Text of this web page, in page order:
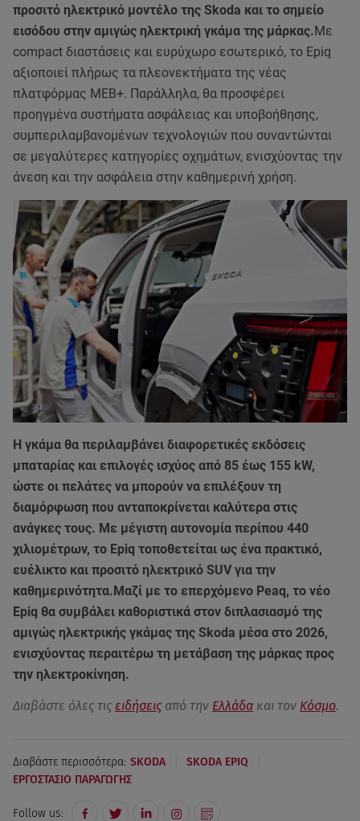
προσιτό ηλεκτρικό μοντέλο της Skoda και το σημείο
εισόδου στην αμιγώς ηλεκτρική γκάμα της μάρκας.Με
compact διαστάσεις και ευρύχωρο εσωτερικό, το Epiq
αξιοποιεί πλήρως τα πλεονεκτήματα της νέας
πλατφόρμας MEB+. Παράλληλα, θα προσφέρει
προηγμένα συστήματα ασφάλειας και υποβοήθησης,
συμπεριλαμβανομένων τεχνολογιών που συναντώνται
σε μεγαλύτερες κατηγορίες οχημάτων, ενισχύοντας την
άνεση και την ασφάλεια στην καθημερινή χρήση.
Η γκάμα θα περιλαμβάνει διαφορετικές εκδόσεις
μπαταρίας και επιλογές ισχύος από 85 έως 155 kW,
ώστε οι πελάτες να μπορούν να επιλέξουν τη
διαμόρφωση που ανταποκρίνεται καλύτερα στις
ανάγκες τους. Με μέγιστη αυτονομία περίπου 440
χιλιομέτρων, το Epiq τοποθετείται ως ένα πρακτικό,
ευέλικτο και προσιτό ηλεκτρικό SUV για την
καθημερινότητα.Μαζί με το επερχόμενο Peaq, το νέο
Epiq θα συμβάλει καθοριστικά στον διπλασιασμό της
αμιγώς ηλεκτρικής γκάμας της Skoda μέσα στο 2026,
ενισχύοντας περαιτέρω τη μετάβαση της μάρκας προς
την ηλεκτροκίνηση.
Διαβάστε όλες τις ειδήσεις από την Ελλάδα και τον Κόσμο.
Διαβάστε περισσότερα: SKODA SKODA EPIQ
ΕΡΓΟΣΤΑΣΙΟ ΠΑΡΑΓΩΓΗΣ
Follow us: